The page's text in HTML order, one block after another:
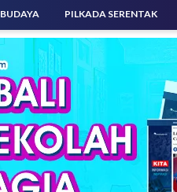
BUDAYA PILKADA SERENTAK